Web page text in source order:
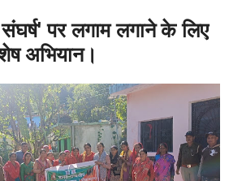
पर लगाम लगाने के लिए
अभियान।